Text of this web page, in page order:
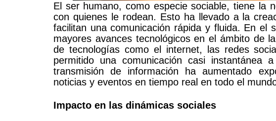
El ser humano, como especie sociable, tiene la
con quienes le rodean. Esto ha llevado a la
facilitan una comunicación rápida y fluida. En el
mayores avances tecnológicos en el ámbito de
de tecnologías como el internet, las redes
permitido una comunicación casi instantánea
transmisión de información ha aumentado
noticias y eventos en tiempo real en todo el
Impacto en las dinámicas sociales